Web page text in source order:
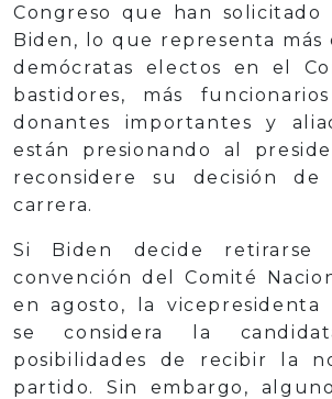
Congreso que han
Biden, lo que representa más
demócratas electos en el
bastidores, más
donantes importantes y
están presionando al
reconsidere su decisión
carrera.
Si Biden decide
convención del Comité
en agosto, la vicepresidenta
se considera la
posibilidades de recibir la
partido. Sin embargo,